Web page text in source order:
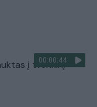
00:00:44
į tvenkinį